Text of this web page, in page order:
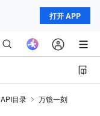
打开 APP
API目录
万镜一刻